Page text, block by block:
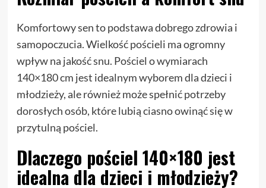
Komfortowy sen to podstawa dobrego zdrowia i
samopoczucia. Wielkość pościeli ma ogromny
wpływ na jakość snu. Pościel o wymiarach
140×180 cm jest idealnym wyborem dla dzieci i
młodzieży, ale również może spełnić potrzeby
dorosłych osób, które lubią ciasno owinąć się w
przytulną pościel.
Dlaczego pościel 140×180 jest
idealna dla dzieci i młodzieży?